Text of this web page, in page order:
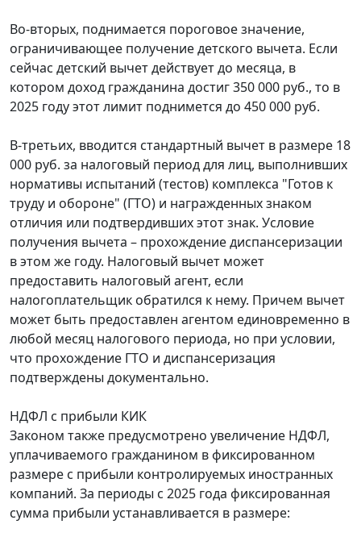
Во-вторых, поднимается пороговое значение,
ограничивающее получение детского вычета. Если
сейчас детский вычет действует до месяца, в
котором доход гражданина достиг 350 000 руб., то в
2025 году этот лимит поднимется до 450 000 руб.
В-третьих, вводится стандартный вычет в размере 18
000 руб. за налоговый период для лиц, выполнивших
нормативы испытаний (тестов) комплекса "Готов к
труду и обороне" (ГТО) и награжденных знаком
отличия или подтвердивших этот знак. Условие
получения вычета – прохождение диспансеризации
в этом же году. Налоговый вычет может
предоставить налоговый агент, если
налогоплательщик обратился к нему. Причем вычет
может быть предоставлен агентом единовременно в
любой месяц налогового периода, но при условии,
что прохождение ГТО и диспансеризация
подтверждены документально.
НДФЛ с прибыли КИК
Законом также предусмотрено увеличение НДФЛ,
уплачиваемого гражданином в фиксированном
размере с прибыли контролируемых иностранных
компаний. За периоды с 2025 года фиксированная
сумма прибыли устанавливается в размере: